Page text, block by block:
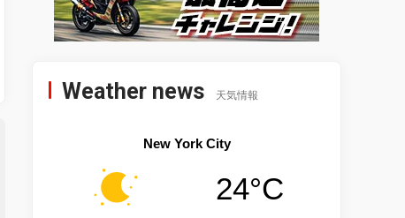
Weather news 天気情報
New York City
24°C